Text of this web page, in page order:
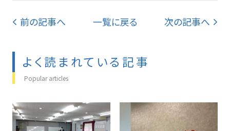
前の記事へ 一覧に戻る 次の記事へ
よく読まれている記事
Popular articles